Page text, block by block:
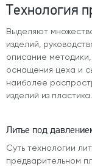
Технология
Выделяют
изделий,
описание
оснащения цеха и
наиболее
изделий из пластика.
Литье под
Суть технологии
предварительном